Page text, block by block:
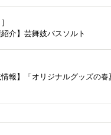
介】芸舞妓バスソルト
報】「オリジナルグッズの春